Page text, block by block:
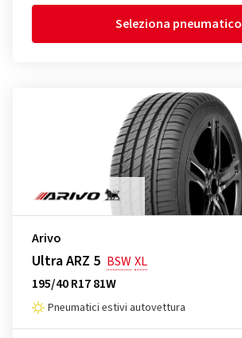
Seleziona pneumatico
Arivo
Ultra ARZ 5 BSWXL
195/40 R17 81W
Pneumatici estivi autovettura